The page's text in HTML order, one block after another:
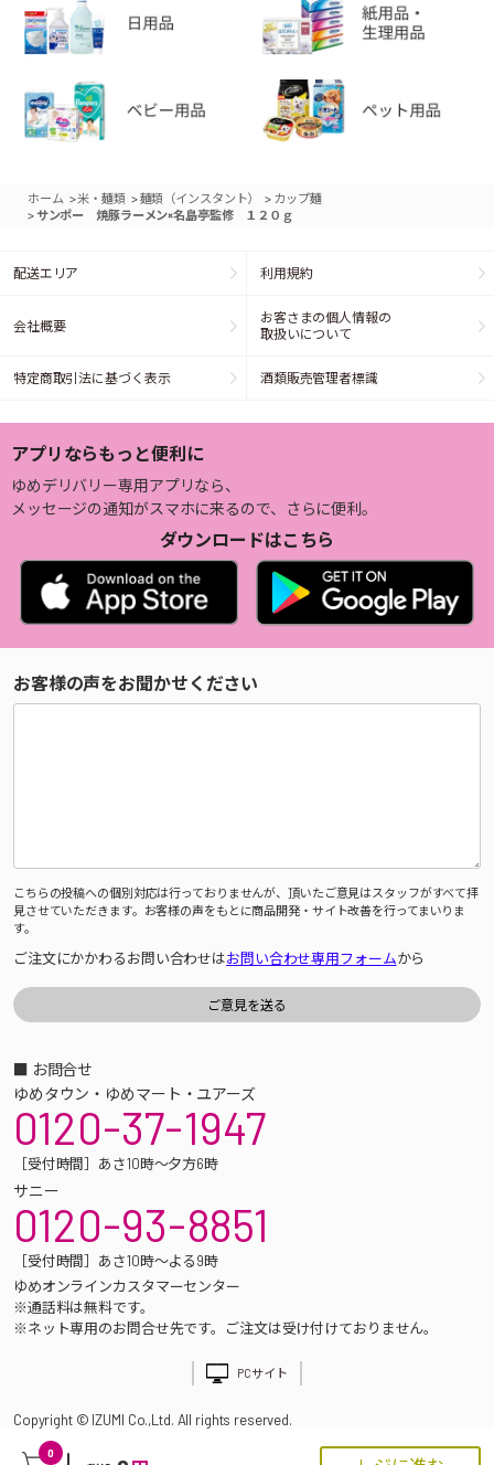
0
ホーム >米・麺類 >麺類（インスタント） > カップ麺
> サンポー 焼豚ラーメン×名島亭監修 １２０ｇ
配送エリア 利用規約
会社概要
お客さまの個人情報の
取扱いについて
特定商取引法に基づく表示 酒類販売管理者標識
アプリならもっと便利に
ゆめデリバリー専用アプリなら、
メッセージの通知がスマホに来るので、さらに便利。
ダウンロードはこちら
お客様の声をお聞かせください
こちらの投稿への個別対応は行っておりませんが、頂いたご意見はスタッフがすべて拝
見させていただきます。お客様の声をもとに商品開発・サイト改善を行ってまいりま
す。
ご注文にかかわるお問い合わせはお問い合わせ専用フォームから
■ お問合せ
ゆめタウン・ゆめマート・ユアーズ
0120-37-1947
［受付時間］あさ10時～夕方6時
サニー
0120-93-8851
［受付時間］あさ10時～よる9時
ゆめオンラインカスタマーセンター
※通話料は無料です。
※ネット専用のお問合せ先です。ご注文は受け付けておりません。
PCサイト
Copyright © IZUMI Co.,Ltd. All rights reserved.